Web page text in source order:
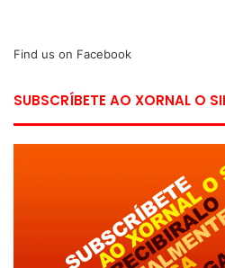
Find us on Facebook
SUBSCRÍBETE AO XORNAL O